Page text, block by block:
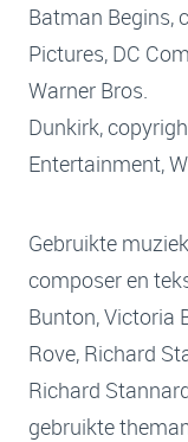
Batman Begins,
Pictures, DC
Warner Bros.
Dunkirk,
Entertainment,
Gebruikte
composer en
Bunton, Victoria
Rove, Richard
Richard
gebruikte